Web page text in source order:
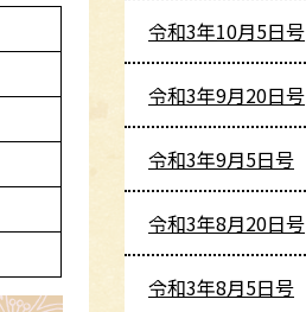
令和3年10月5日号
令和3年9月20日号
令和3年9月5日号
令和3年8月20日号
令和3年8月5日号